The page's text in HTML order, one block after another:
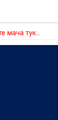
мача тук…